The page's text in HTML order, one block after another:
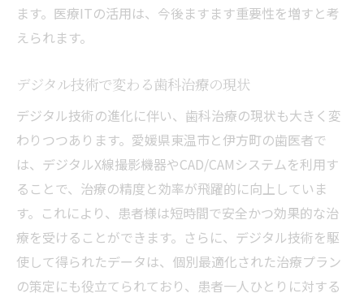
ます。医療ITの活用は、今後ますます重要性を増すと考
えられます。
デジタル技術で変わる歯科治療の現状
デジタル技術の進化に伴い、歯科治療の現状も大きく変
わりつつあります。愛媛県東温市と伊方町の歯医者で
は、デジタルX線撮影機器やCAD/CAMシステムを利用す
ることで、治療の精度と効率が飛躍的に向上していま
す。これにより、患者様は短時間で安全かつ効果的な治
療を受けることができます。さらに、デジタル技術を駆
使して得られたデータは、個別最適化された治療プラン
の策定にも役立てられており、患者一人ひとりに対する